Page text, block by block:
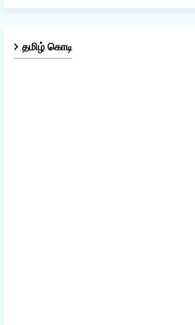
தமிழ் கொடி